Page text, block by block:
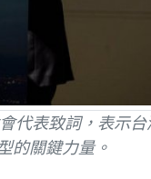
代表致詞，表示
的關鍵力量。